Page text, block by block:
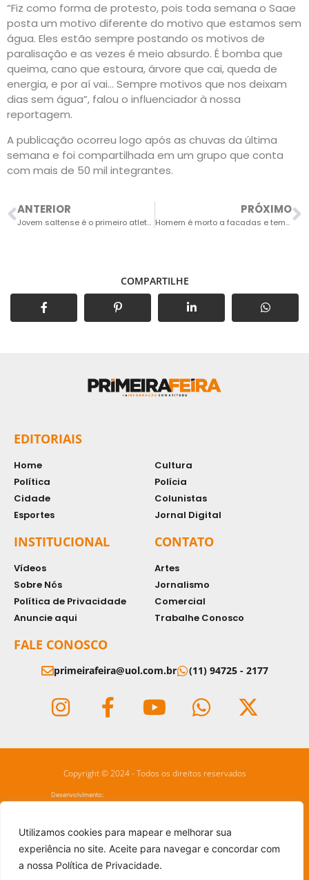
Utilizamos cookies para mapear e melhorar sua
experiência no site. Aceite para navegar e concordar com
a nossa Política de Privacidade.
“Fiz como forma de protesto, pois toda semana o Saae
posta um motivo diferente do motivo que estamos sem
água. Eles estão sempre postando os motivos de
paralisação e as vezes é meio absurdo. É bomba que
queima, cano que estoura, árvore que cai, queda de
energia, e por aí vai… Sempre motivos que nos deixam
dias sem água”, falou o influenciador à nossa
reportagem.
A publicação ocorreu logo após as chuvas da última
semana e foi compartilhada em um grupo que conta
com mais de 50 mil integrantes.
ANTERIOR
Jovem saltense é o primeiro atleta masculino da cidade a vencer a São Silvestrinha
PRÓXIMO
Homem é morto a facadas e tem coração arrancado em Itu
COMPARTILHE
EDITORIAIS
Home
Política
Cidade
Esportes
Cultura
Polícia
Colunistas
Jornal Digital
INSTITUCIONAL
Vídeos
Sobre Nós
Política de Privacidade
Anuncie aqui
CONTATO
Artes
Jornalismo
Comercial
Trabalhe Conosco
FALE CONOSCO
primeirafeira@uol.com.br (11) 94725 - 2177
Copyright © 2024 - Todos os direitos reservados
Desenvolvimento: